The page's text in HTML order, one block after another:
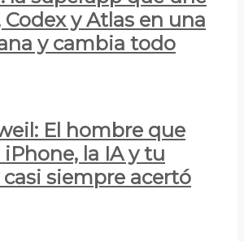
Codex y Atlas en una
y cambia todo
El hombre que
la IA y tu
siempre acertó